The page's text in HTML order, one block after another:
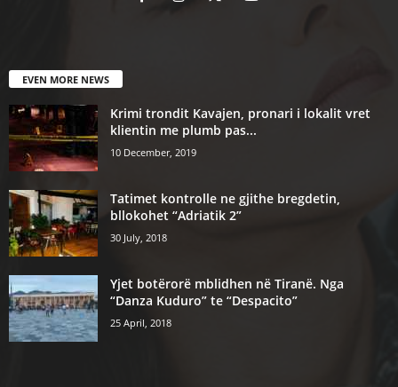
EVEN MORE NEWS
Krimi trondit Kavajen, pronari i lokalit vret
klientin me plumb pas...
10 December, 2019
Tatimet kontrolle ne gjithe bregdetin,
bllokohet “Adriatik 2”
30 July, 2018
Yjet botërorë mblidhen në Tiranë. Nga
“Danza Kuduro” te “Despacito”
25 April, 2018